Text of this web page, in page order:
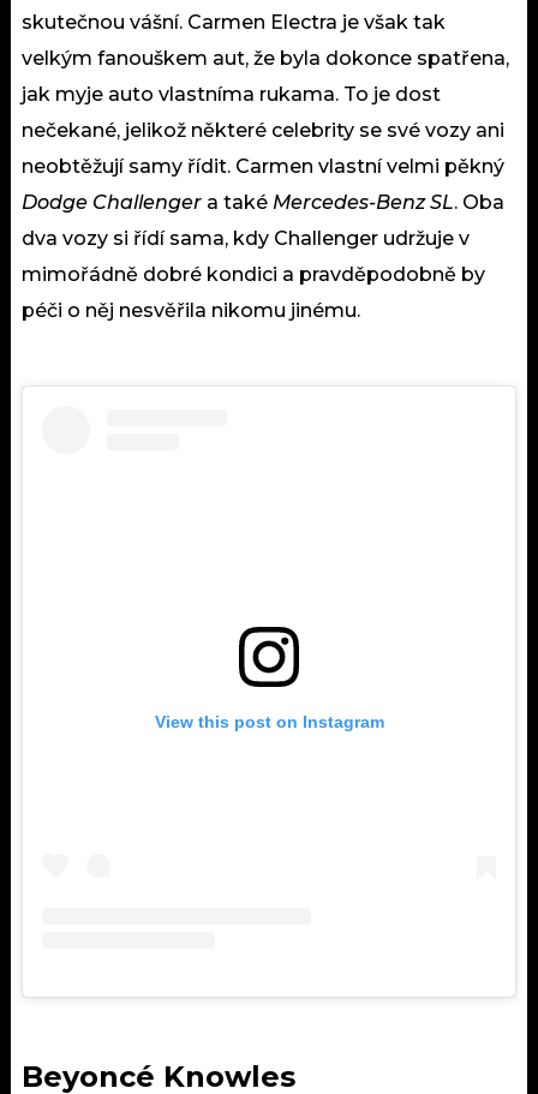
skutečnou vášní. Carmen Electra je však tak
velkým fanouškem aut, že byla dokonce spatřena,
jak myje auto vlastníma rukama. To je dost
nečekané, jelikož některé celebrity se své vozy ani
neobtěžují samy řídit. Carmen vlastní velmi pěkný
Dodge Challenger a také Mercedes-Benz SL. Oba
dva vozy si řídí sama, kdy Challenger udržuje v
mimořádně dobré kondici a pravděpodobně by
péči o něj nesvěřila nikomu jinému.
View this post on Instagram
Beyoncé Knowles